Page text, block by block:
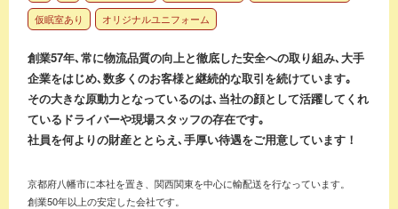
仮眠室あり
オリジナルユニフォーム
創業57年､常に物流品質の向上と徹底した安全への取り組み､大手
企業をはじめ､数多くのお客様と継続的な取引を続けています｡
その大きな原動力となっているのは､当社の顔として活躍してくれ
ているドライバーや現場スタッフの存在です｡
社員を何よりの財産ととらえ､手厚い待遇をご用意しています！
京都府八幡市に本社を置き、関西関東を中心に輸配送を行なっています。
創業50年以上の安定した会社です。